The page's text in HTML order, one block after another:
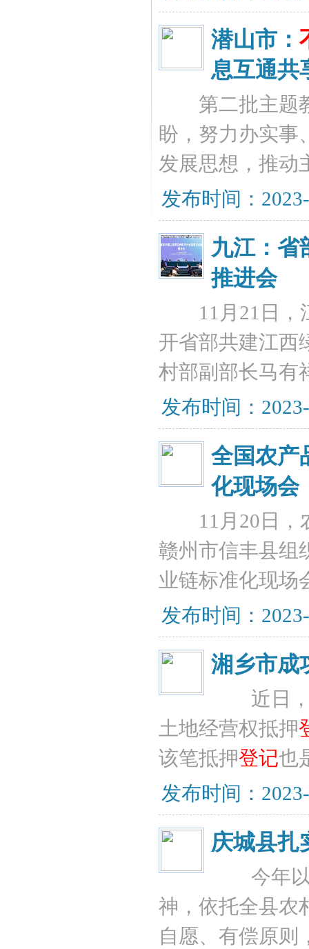
潜山市：
息互通共
第二批主题教
盼，努力办实事
发展思想，推动
发布时间：
九江：省
推进会
11月21日，江
开省部共建江西
村部副部长马有
发布时间：
全国农产
化现场会
11月20日，农
赣州市信丰县组
业链标准化现场
发布时间：
湘乡市成
近日，
土地经营权抵押
该笔抵押登记也
发布时间：
庆城县扎
今年以
神，依托全县农
自愿、有偿原则